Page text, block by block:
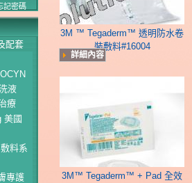
記密碼
配套
液
療
美國
料系
專護
3M ™ Tegaderm™ 透明防水卷
裝敷料#16004
詳細內容
3M™ Tegaderm™ + Pad 全效